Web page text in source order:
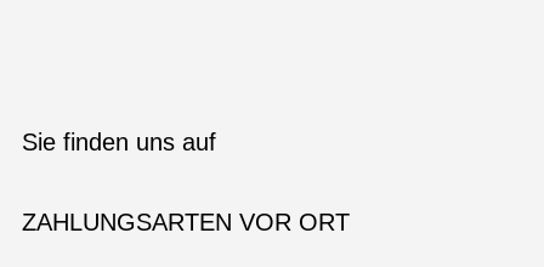
Sie finden uns auf
ZAHLUNGSARTEN VOR ORT